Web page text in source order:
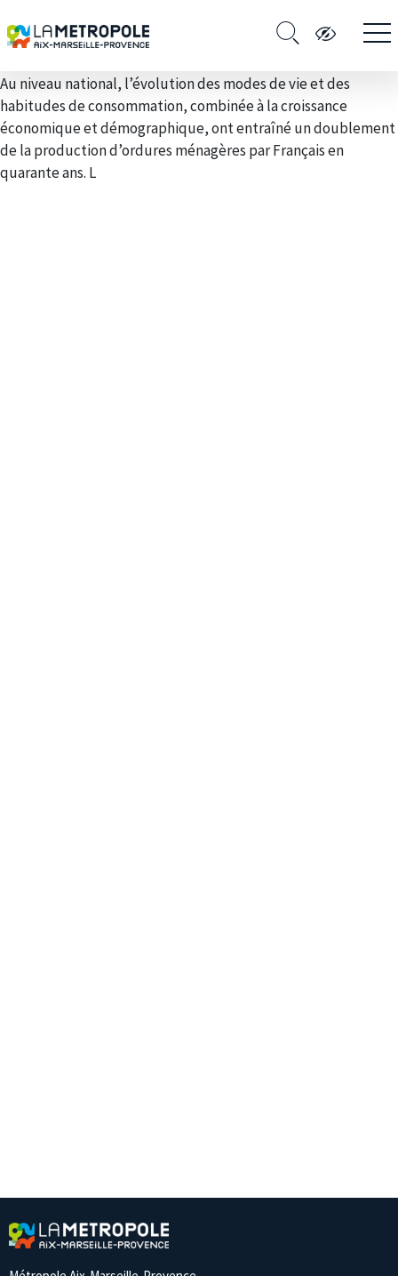
Au niveau national, l’évolution des modes de vie et des
habitudes de consommation, combinée à la croissance
économique et démographique, ont entraîné un doublement
de la production d’ordures ménagères par Français en
quarante ans. L